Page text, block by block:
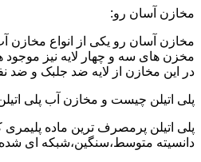
مخازن آسان رو:
مخازن آسان رو یکی از انواع
مخزن های سه و چهار لایه نیز موجود
در این مخازن از لایه ضد جلبک و ضد
پلی اتیلن چیست و مخازن آب پلی
دانسیته متوسط،سنگین،شبکه ای شده